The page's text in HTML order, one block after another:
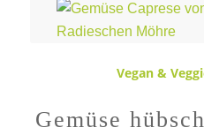
Vegan &
Gemüse